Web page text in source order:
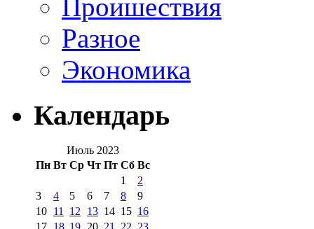
Проишествия
Разное
Экономика
Календарь
Июль 2023
Пн Вт Ср Чт Пт Сб Вс
1
2
3
4 5 6 7 8
9
10 11 12 13 14 15 16